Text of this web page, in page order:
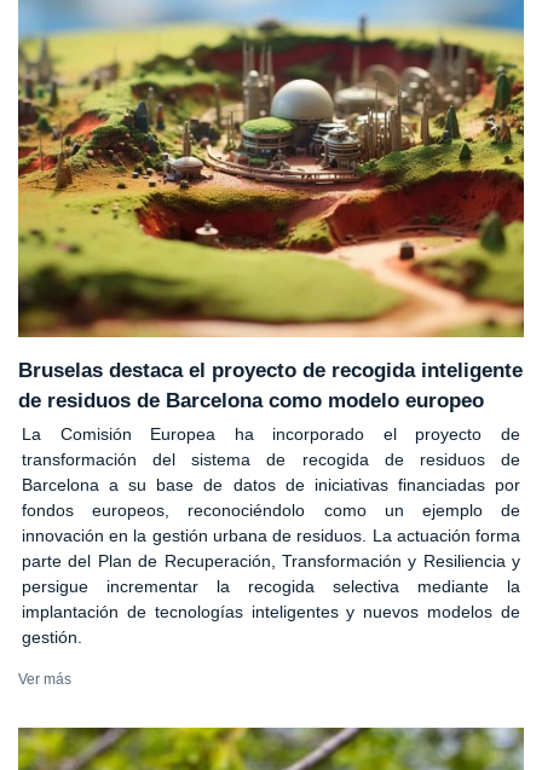
Bruselas destaca el proyecto de recogida inteligente
de residuos de Barcelona como modelo europeo
La Comisión Europea ha incorporado el proyecto de
transformación del sistema de recogida de residuos de
Barcelona a su base de datos de iniciativas financiadas por
fondos europeos, reconociéndolo como un ejemplo de
innovación en la gestión urbana de residuos. La actuación forma
parte del Plan de Recuperación, Transformación y Resiliencia y
persigue incrementar la recogida selectiva mediante la
implantación de tecnologías inteligentes y nuevos modelos de
gestión.
Ver más